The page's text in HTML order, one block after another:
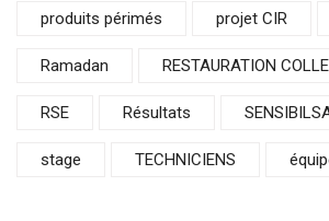
produits périmés projet CIR
Ramadan RESTAURATION
RSE Résultats
stage TECHNICIENS